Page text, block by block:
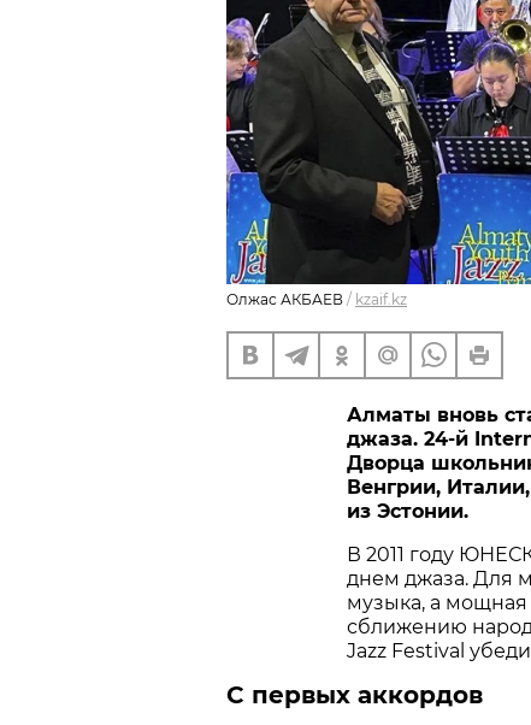
Олжас АКБАЕВ / kzaif.kz
Алматы вновь
джаза. 24-й
Дворца
Венгрии,
из Эстонии.
В 2011 году
днем джаза. Для
музыка, а мощная
сближению
Jazz Festival
C первых аккордов